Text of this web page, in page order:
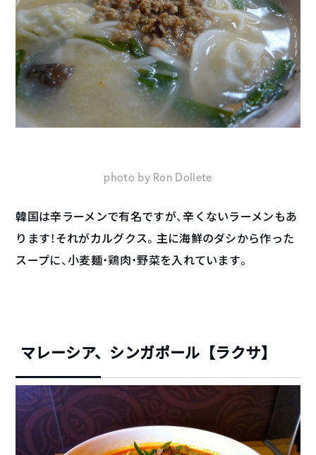
photo by Ron Dollete
韓国は辛ラーメンで有名ですが、辛くないラーメンもあ
ります！それがカルグクス。主に海鮮のダシから作った
スープに、小麦麺・鶏肉・野菜を入れています。
マレーシア、シンガポール【ラクサ】